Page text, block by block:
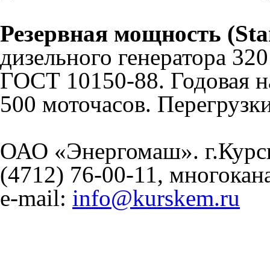
Резервная мощность
дизельного генератора
ГОСТ 10150-88. Годовая
500 моточасов.
ОАО «Энергомаш».
(4712) 76-00-11,
e-mail: info@kurskem.ru